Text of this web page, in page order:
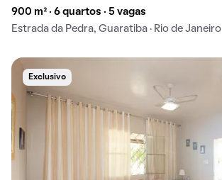
900 m² · 6 quartos · 5 vagas
Estrada da Pedra, Guaratiba · Rio de Janeiro
Exclusivo